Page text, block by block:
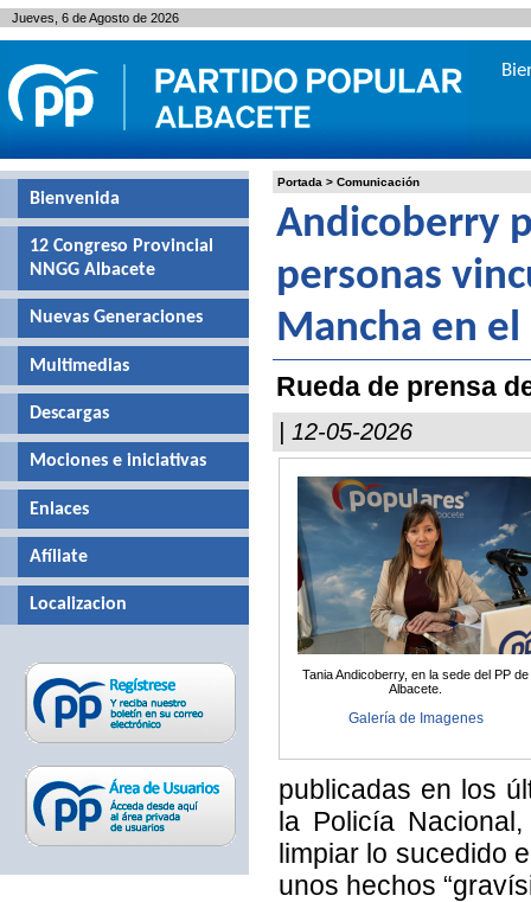
Portada > Comunicación
Andicoberry
personas
Mancha en el
Rueda de prensa
| 12-05-2026
Tania Andicoberry, en la sede del PP de
Albacete.
Galería de Imagenes
publicadas en los
la Policía
limpiar lo sucedido
unos hechos
Bienvenida
12 Congreso Provincial
NNGG Albacete
Nuevas Generaciones
Multimedias
Descargas
Mociones e iniciativas
Enlaces
Afíliate
Localizacion
Jueves, 6 de Agosto de 2026